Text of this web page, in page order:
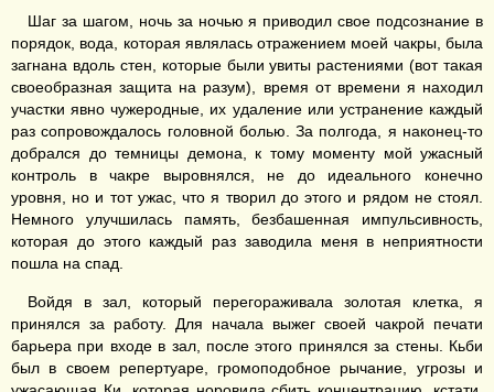
Шаг за шагом, ночь за ночью я приводил свое подсознание в
порядок, вода, которая являлась отражением моей чакры, была
загнана вдоль стен, которые были увиты растениями (вот такая
своеобразная защита на разум), время от времени я находил
участки явно чужеродные, их удаление или устранение каждый
раз сопровождалось головной болью. За полгода, я наконец-то
добрался до темницы демона, к тому моменту мой ужасный
контроль в чакре выровнялся, не до идеального конечно
уровня, но и тот ужас, что я творил до этого и рядом не стоял.
Немного улучшилась память, безбашенная импульсивность,
которая до этого каждый раз заводила меня в неприятности
пошла на спад.
Войдя в зал, который перегораживала золотая клетка, я
принялся за работу. Для начала выжег своей чакрой печати
барьера при входе в зал, после этого принялся за стены. Кьби
был в своем репертуаре, громоподобное рычание, угрозы и